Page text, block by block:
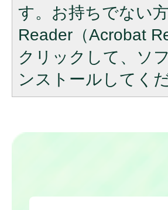
す。お持ちでない
Reader（Acrobat
クリックして、ソ
ンストールしてくだ